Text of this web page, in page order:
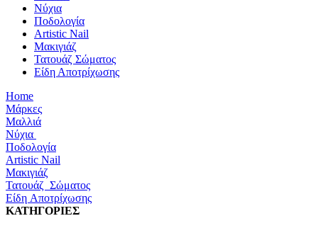
Νύχια
Ποδολογία
Artistic Nail
Μακιγιάζ
Τατουάζ Σώματος
Είδη Αποτρίχωσης
Home
Μάρκες
Μαλλιά
Νύχια
Ποδολογία
Artistic Nail
Μακιγιάζ
Τατουάζ Σώματος
Είδη Αποτρίχωσης
ΚΑΤΗΓΟΡΙΕΣ